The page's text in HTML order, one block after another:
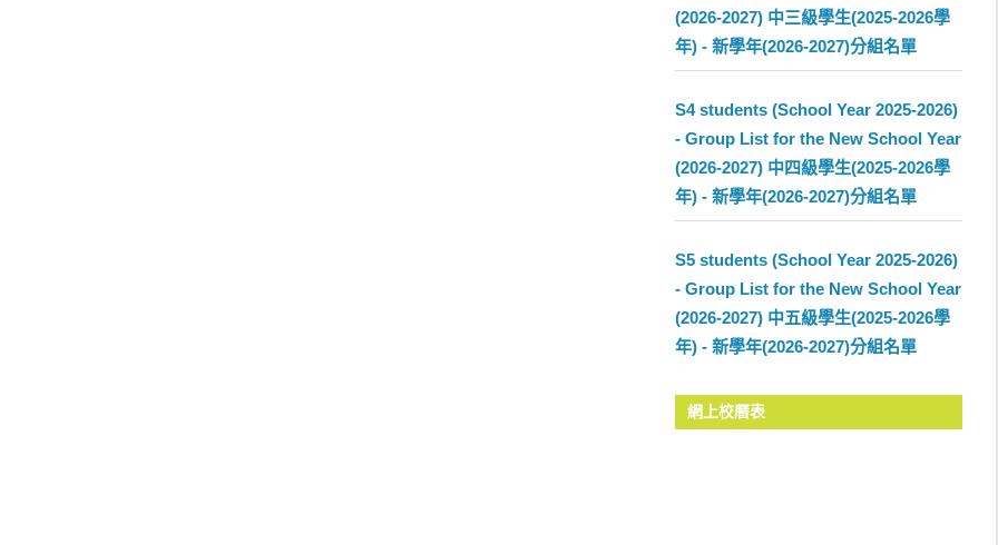
(2026-2027) 中三級學生(2025-2026學
年) - 新學年(2026-2027)分組名單
S4 students (School Year 2025-2026)
- Group List for the New School Year
(2026-2027) 中四級學生(2025-2026學
年) - 新學年(2026-2027)分組名單
S5 students (School Year 2025-2026)
- Group List for the New School Year
(2026-2027) 中五級學生(2025-2026學
年) - 新學年(2026-2027)分組名單
網上校曆表